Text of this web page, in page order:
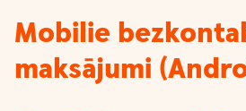
Mobilie
maksājumi